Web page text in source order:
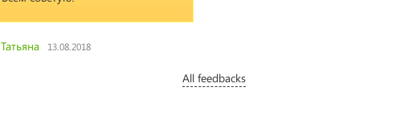
Татьяна 13.08.2018
All feedbacks